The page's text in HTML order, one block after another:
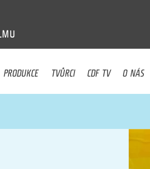
PRODUKCE TVŮRCI CDF TV O NÁS